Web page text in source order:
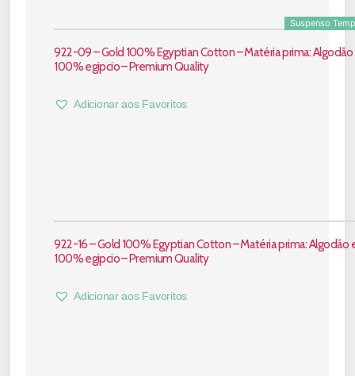
Suspenso
922-09 – Gold 100% Egyptian Cotton – Matéria prima:
100% egipcio – Premium Quality
Adicionar aos Favoritos
922-16 – Gold 100% Egyptian Cotton – Matéria prima: Algodão
100% egipcio – Premium Quality
Adicionar aos Favoritos